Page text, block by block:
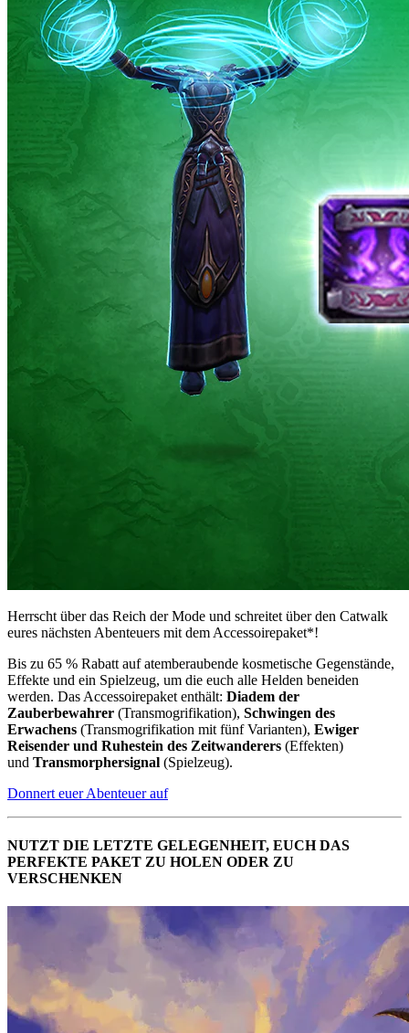
Herrscht über das Reich der Mode und schreitet über den Catwalk
eures nächsten Abenteuers mit dem Accessoirepaket*!
Bis zu 65 % Rabatt auf atemberaubende kosmetische Gegenstände,
Effekte und ein Spielzeug, um die euch alle Helden beneiden
werden. Das Accessoirepaket enthält: Diadem der
Zauberbewahrer (Transmogrifikation), Schwingen des
Erwachens (Transmogrifikation mit fünf Varianten), Ewiger
Reisender und Ruhestein des Zeitwanderers (Effekten)
und Transmorphersignal (Spielzeug).
Donnert euer Abenteuer auf
NUTZT DIE LETZTE GELEGENHEIT, EUCH DAS
PERFEKTE PAKET ZU HOLEN ODER ZU
VERSCHENKEN